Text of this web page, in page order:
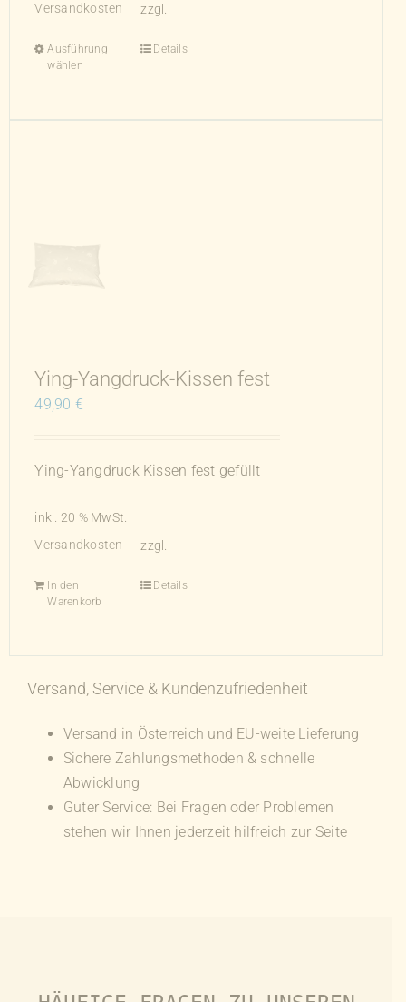
zzgl.
Versandkosten
Ausführung
wählen
Dieses
mehrere
werden
Details
Ying-Yangdruck-Kissen fest
49,90 €
Ying-Yangdruck Kissen fest gefüllt
inkl. 20 % MwSt.
zzgl.
Versandkosten
In den
Warenkorb
Details
Versand, Service & Kundenzufriedenheit
Versand in Österreich und EU-weite Lieferung
Sichere Zahlungsmethoden & schnelle
Abwicklung
Guter Service: Bei Fragen oder Problemen
stehen wir Ihnen jederzeit hilfreich zur Seite